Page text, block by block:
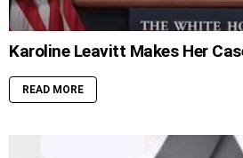
Karoline Leavitt Makes Her
READ MORE